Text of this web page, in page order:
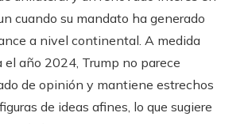
cuando su mandato ha generado
a nivel continental. A medida
el año 2024, Trump no parece
de opinión y mantiene estrechos
de ideas afines, lo que sugiere